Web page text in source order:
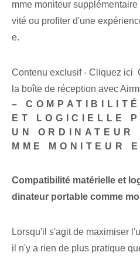
mme moniteur
vité ou profiter d'une
e.
Contenu exclusif - Cliquez ici
la boîte de réception avec
–
ET LOGICIELLE
UN ORDINATEUR
MME MONITEUR
Compatibilité matérielle et
dinateur portable comme
Lorsqu'il s'agit de maximiser
il n'y a rien de plus pratique